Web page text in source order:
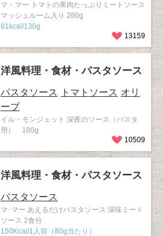
マ・マー トマトの果肉たっぷりミートソース
マッシュルーム入り 260g
81kcal/130g
13159
洋風料理・食材・パスタソース
パスタソース トマトソース オリ
ーブ
イル・モンジェット 深夜のソース（パスタ
用） 180g
10509
洋風料理・食材・パスタソース
パスタソース
マ･マー あえるだけパスタソース 深味ミート
ソース 2食分
150Kcal/1人前（80g当たり）